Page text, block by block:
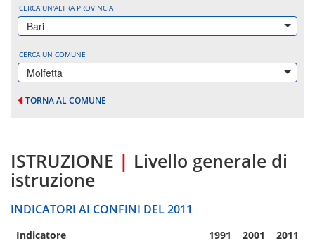
CERCA UN'ALTRA PROVINCIA
Bari
CERCA UN COMUNE
Molfetta
TORNA AL COMUNE
ISTRUZIONE | Livello generale di
istruzione
INDICATORI AI CONFINI DEL 2011
Indicatore 1991 2001 2011